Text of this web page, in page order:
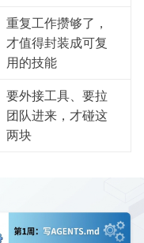
重复工作攒够了，
才值得封装成可复
用的技能
要外接工具、要拉
团队进来，才碰这
两块